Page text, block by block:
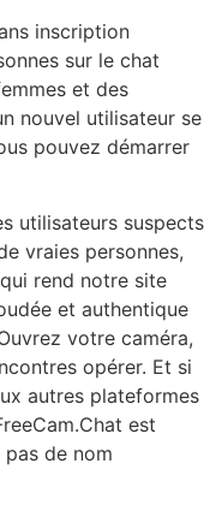
inscription
sur le chat
et des
nouvel utilisateur se
pouvez démarrer
utilisateurs suspects
vraies personnes,
rend notre site
et authentique
votre caméra,
opérer. Et si
autres plateformes
est
pas de nom